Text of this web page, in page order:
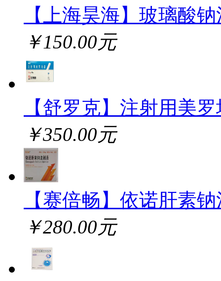
【上海昊海】玻璃酸
￥150.00元
【舒罗克】注射用美
￥350.00元
【赛倍畅】依诺肝素
￥280.00元